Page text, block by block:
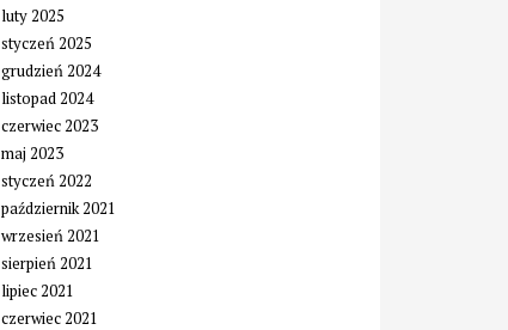
luty 2025
styczeń 2025
grudzień 2024
listopad 2024
czerwiec 2023
maj 2023
styczeń 2022
październik 2021
wrzesień 2021
sierpień 2021
lipiec 2021
czerwiec 2021